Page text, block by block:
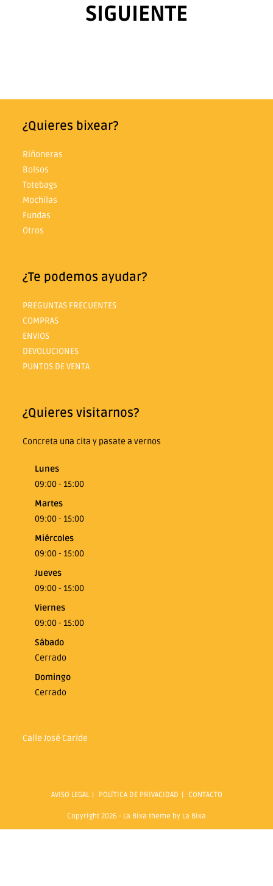
SIGUIENTE
¿Quieres bixear?
Riñoneras
Bolsos
Totebags
Mochilas
Fundas
Otros
¿Te podemos ayudar?
PREGUNTAS FRECUENTES
COMPRAS
ENVIOS
DEVOLUCIONES
PUNTOS DE VENTA
¿Quieres visitarnos?
Concreta una cita y pasate a vernos
Lunes
09:00 - 15:00
Martes
09:00 - 15:00
Miércoles
09:00 - 15:00
Jueves
09:00 - 15:00
Viernes
09:00 - 15:00
Sábado
Cerrado
Domingo
Cerrado
Calle José Caride
AVISO LEGAL POLÍTICA DE PRIVACIDAD CONTACTO
Copyright 2026 - La Bixa theme by La Bixa